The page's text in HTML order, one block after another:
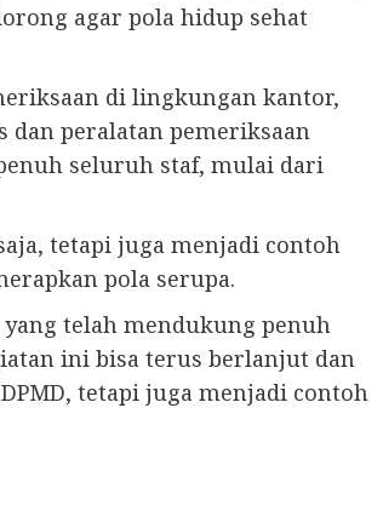
agar pola hidup sehat
di lingkungan kantor,
dan peralatan pemeriksaan
seluruh staf, mulai dari
tetapi juga menjadi contoh
pola serupa.
yang telah mendukung penuh
ini bisa terus berlanjut dan
tetapi juga menjadi contoh